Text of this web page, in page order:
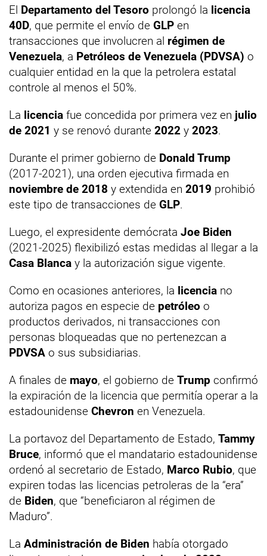
El Departamento del Tesoro prolongó la licencia
40D, que permite el envío de GLP en
transacciones que involucren al régimen de
Venezuela, a Petróleos de Venezuela (PDVSA) o
cualquier entidad en la que la petrolera estatal
controle al menos el 50%.
La licencia fue concedida por primera vez en julio
de 2021 y se renovó durante 2022 y 2023.
Durante el primer gobierno de Donald Trump
(2017-2021), una orden ejecutiva firmada en
noviembre de 2018 y extendida en 2019 prohibió
este tipo de transacciones de GLP.
Luego, el expresidente demócrata Joe Biden
(2021-2025) flexibilizó estas medidas al llegar a la
Casa Blanca y la autorización sigue vigente.
Como en ocasiones anteriores, la licencia no
autoriza pagos en especie de petróleo o
productos derivados, ni transacciones con
personas bloqueadas que no pertenezcan a
PDVSA o sus subsidiarias.
A finales de mayo, el gobierno de Trump confirmó
la expiración de la licencia que permitía operar a la
estadounidense Chevron en Venezuela.
La portavoz del Departamento de Estado, Tammy
Bruce, informó que el mandatario estadounidense
ordenó al secretario de Estado, Marco Rubio, que
expiren todas las licencias petroleras de la “era”
de Biden, que “beneficiaron al régimen de
Maduro”.
La Administración de Biden había otorgado